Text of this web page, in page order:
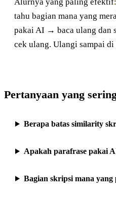
tahu bagian mana yang
pakai AI → baca ulang dan
cek ulang. Ulangi sampai di
Pertanyaan yang
Berapa batas similarity
Apakah parafrase pakai
Bagian skripsi mana